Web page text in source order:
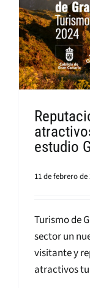
estudio
11 de febrero de
Turismo de
sector un
visitante y
atractivos